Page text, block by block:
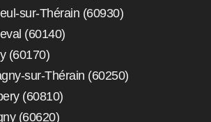
sur-Thérain (60930)
(60140)
(60170)
sur-Thérain (60250)
(60810)
(60620)